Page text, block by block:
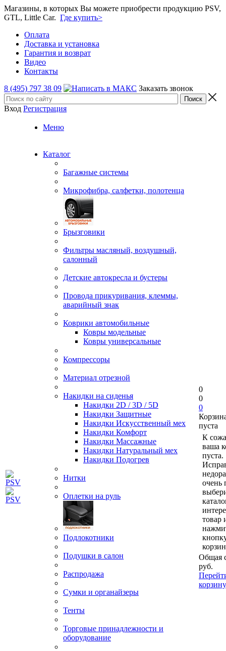
Магазины, в которых Вы можете приобрести продукцию PSV,
GTL, Little Car. Где купить>
Оплата
Доставка и установка
Гарантия и возврат
Видео
Контакты
8 (495) 797 38 09
Заказать звонок
Вход Регистрация
Меню
Каталог
Багажные системы
Микрофибра, салфетки, полотенца
Брызговики
Фильтры масляный, воздушный,
салонный
Детские автокресла и бустеры
Провода прикуривания, клеммы,
аварийный знак
Коврики автомобильные
Ковры модельные
Ковры универсальные
Компрессоры
Материал отрезной
Накидки на сиденья
Накидки 2D / 3D / 5D
Накидки Защитные
Накидки Искусственный мех
Накидки Комфорт
Накидки Массажные
Накидки Натуральный мех
Накидки Подогрев
Нитки
Оплетки на руль
Подлокотники
Подушки в салон
Распродажа
Сумки и органайзеры
Тенты
Торговые принадлежности и
оборудование
0
0
0
пуста
К
ваша
пуста.
очень
товар
Общая
руб.
корзину